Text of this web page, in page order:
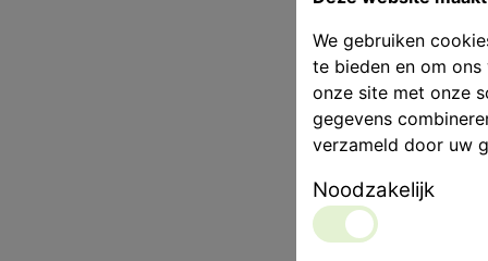
We gebruiken
te bieden en om
onze site met onze
gegevens
verzameld door uw
Noodzakelijk